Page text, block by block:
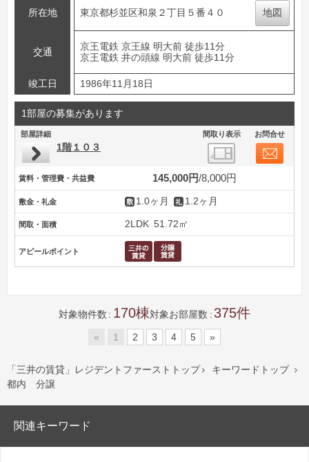
所在地 東京都杉並区和泉２丁目５番４０ 地図
交通
京王電鉄 京王線 明大前 徒歩11分
京王電鉄 井の頭線 明大前 徒歩11分
竣工日 1986年11月18日
1部屋の募集があります
部屋詳細 間取り表示 お問合せ
1階１０３
賃料・管理費・共益費 145,000円 8,000円
敷金・礼金 1.0ヶ月 1.2ヶ月
間取・面積 2LDK 51.72㎡
アピールポイント
対象物件数 170 対象お部屋数 375
« 1 2 3 4 5 »
「三井の賃貸」レジデントファーストトップ  キーワードトップ 
都内 分譲
関連キーワード